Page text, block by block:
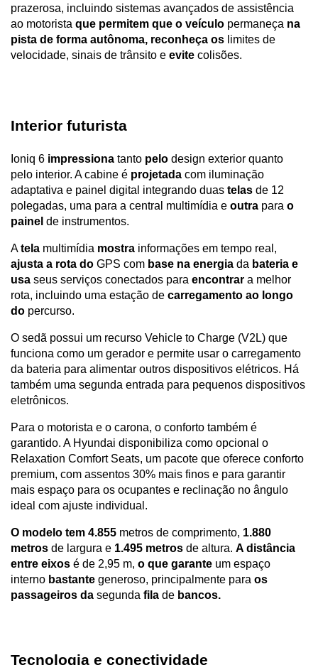
prazerosa, incluindo sistemas avançados de assistência
ao motorista que permitem que o veículo permaneça na
pista de forma autônoma, reconheça os limites de
velocidade, sinais de trânsito e evite colisões.
Interior futurista
Ioniq 6 impressiona tanto pelo design exterior quanto
pelo interior. A cabine é projetada com iluminação
adaptativa e painel digital integrando duas telas de 12
polegadas, uma para a central multimídia e outra para o
painel de instrumentos.
A tela multimídia mostra
ajusta a rota do GPS com base na energia da bateria e
usa seus serviços conectados para encontrar a melhor
rota, incluindo uma estação de carregamento ao longo
do percurso.
O sedã possui um recurso Vehicle to Charge (V2L) que
funciona como um gerador e permite usar o carregamento
da bateria para alimentar outros dispositivos elétricos. Há
também uma segunda entrada para pequenos dispositivos
eletrônicos.
Para o motorista e o carona, o conforto também é
garantido. A Hyundai disponibiliza como opcional o
Relaxation Comfort Seats, um pacote que oferece conforto
premium, com assentos 30% mais finos e para garantir
mais espaço para os ocupantes e reclinação no ângulo
ideal com ajuste individual.
O modelo tem 4.855 metros de comprimento, 1.880
metros de largura e 1.495 metros de altura. A distância
entre eixos é de 2,95 m, o que garante um espaço
interno bastante generoso, principalmente para os
passageiros da segunda fila de bancos.
Tecnologia e conectividade